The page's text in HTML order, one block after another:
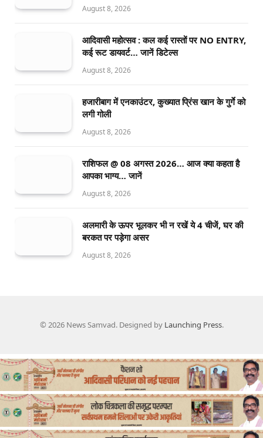
August 8, 2026
आदिवासी महोत्सव : कल कई रास्तों पर NO ENTRY,
कई रूट डायवर्ट… जानें डिटेल्स
August 8, 2026
हजारीबाग में एनकाउंटर, कुख्यात प्रिंस खान के गुर्गे को
लगी गोली
August 8, 2026
राशिफल @ 08 अगस्त 2026… आज क्या कहता है
आपका भाग्य… जानें
August 8, 2026
अलमारी के ऊपर भूलकर भी न रखें ये 4 चीजें, घर की
बरकत पर पड़ेगा असर
August 8, 2026
© 2026 News Samvad. Designed by Launching Press.